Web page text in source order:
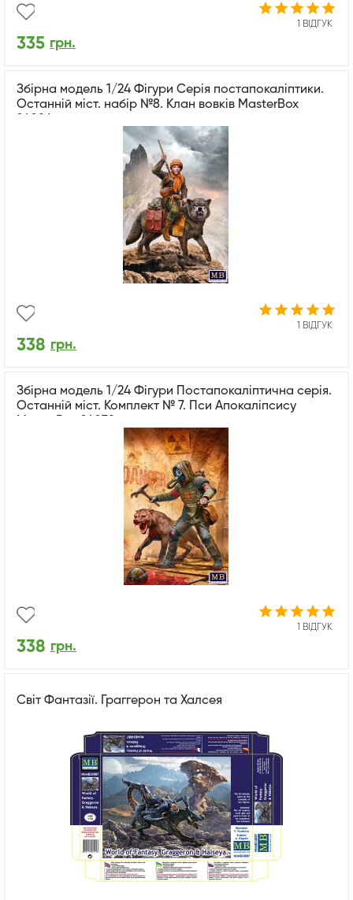
1 ВІДГУК
335 грн.
Збірна модель 1/24 Фігури Серія постапокаліптики.
Останній міст. набір №8. Клан вовків MasterBox
1 ВІДГУК
338 грн.
Збірна модель 1/24 Фігури Постапокаліптична серія.
Останній міст. Комплект № 7. Пси Апокаліпсису
1 ВІДГУК
338 грн.
Світ Фантазії. Граггерон та Халсея